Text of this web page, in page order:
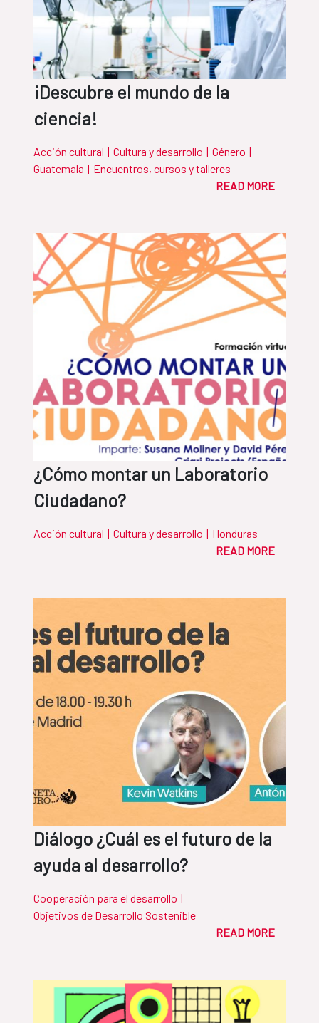
¡Descubre el mundo de la
ciencia!
Acción cultural | Cultura y desarrollo | Género |
Guatemala | Encuentros, cursos y talleres
READ MORE
¿Cómo montar un Laboratorio
Ciudadano?
Acción cultural | Cultura y desarrollo | Honduras
READ MORE
Diálogo ¿Cuál es el futuro de la
ayuda al desarrollo?
Cooperación para el desarrollo |
Objetivos de Desarrollo Sostenible
READ MORE